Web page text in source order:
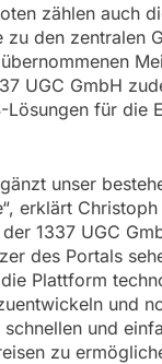
zählen auch
zu den zentralen
UGC GmbH
Lösungen für die
unser
erklärt
1337 UGC
des Portals
Plattform
und
schnellen und
zu